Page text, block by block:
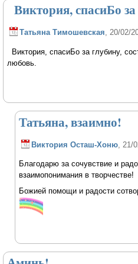
Виктория, спасиБо за
Татьяна Тимошевская , 20/02/
Виктория, спасиБо за глубину,
любовь.
Татьяна, взаимно!
Виктория Осташ-Хоню ,
Благодарю за сочувствие и
взаимопонимания в творчестве!
Божией помощи и радости